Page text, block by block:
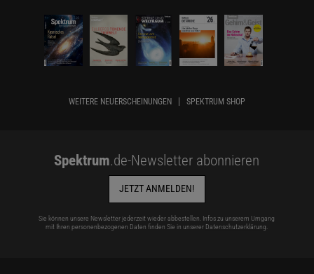
WEITERE NEUERSCHEINUNGEN SPEKTRUM SHOP
Spektrum.de-Newsletter abonnieren
JETZT ANMELDEN!
Sie können unsere Newsletter jederzeit wieder abbestellen. Infos zu unserem Umgang
mit Ihren personenbezogenen Daten finden Sie in unserer Datenschutzerklärung.